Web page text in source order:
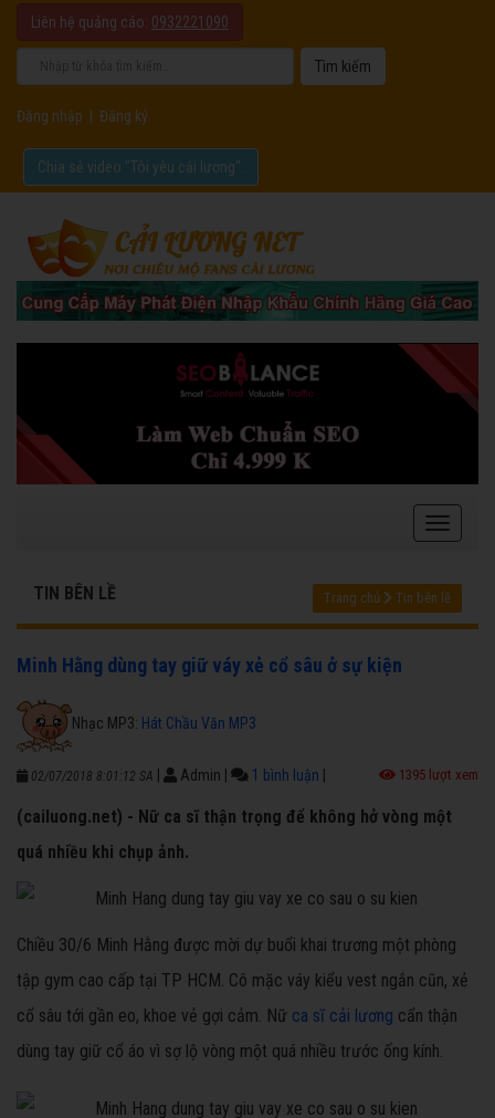
Liên hệ quảng cáo: 0932221090
Đăng nhập Đăng ký
Chia sẻ video "Tôi yêu cải lương".
TIN BÊN LỀ Trang chủ Tin bên lề
Minh Hằng dùng tay giữ váy xẻ cổ sâu ở sự kiện
Nhạc MP3: Hát Chầu Văn MP3
02/07/2018 8:01:12 SA Admin 1 bình luận 1395 lượt xem
(cailuong.net) - Nữ ca sĩ thận trọng để không hở vòng một
quá nhiều khi chụp ảnh.
Chiều 30/6 Minh Hằng được mời dự buổi khai trương một phòng
tập gym cao cấp tại TP HCM. Cô mặc váy kiểu vest ngắn cũn, xẻ
cổ sâu tới gần eo, khoe vẻ gợi cảm. Nữ ca sĩ cải lương cẩn thận
dùng tay giữ cổ áo vì sợ lộ vòng một quá nhiều trước ống kính.